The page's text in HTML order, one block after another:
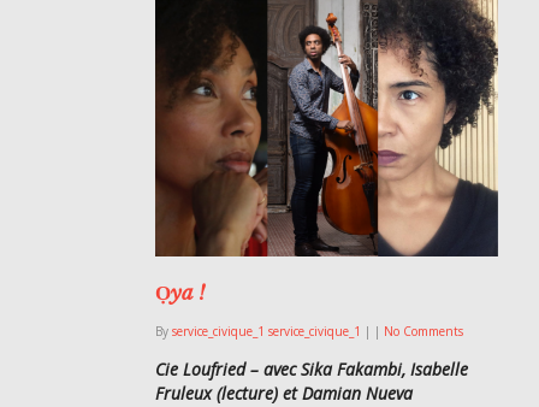
Ọya !
By service_civique_1 service_civique_1 | | No Comments
Cie Loufried – avec Sika Fakambi, Isabelle
Fruleux (lecture) et Damian Nueva